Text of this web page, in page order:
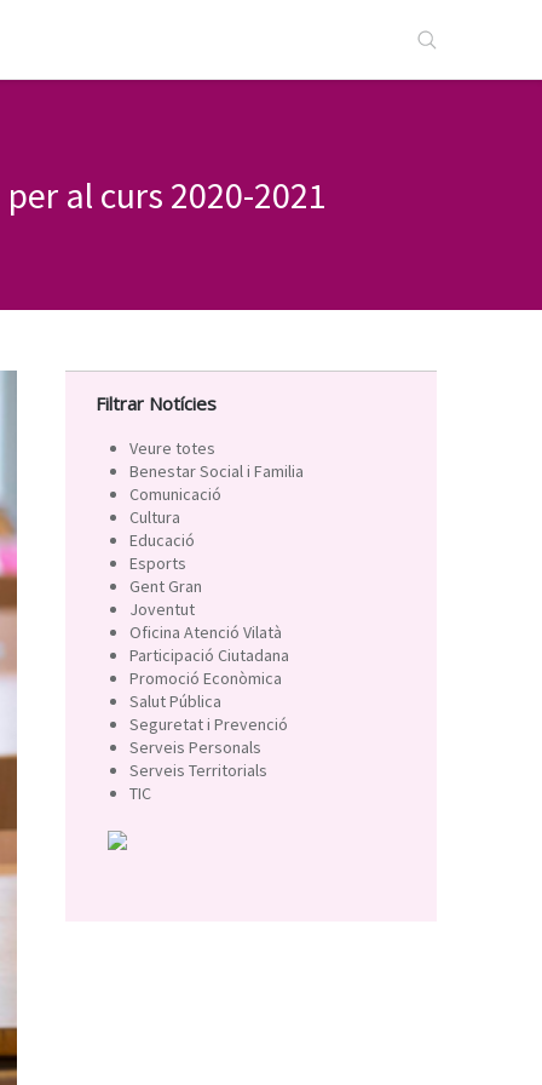
al curs 2020-2021
Filtrar Notícies
Veure totes
Benestar Social i Familia
Comunicació
Cultura
Educació
Esports
Gent Gran
Joventut
Oficina Atenció Vilatà
Participació Ciutadana
Promoció Econòmica
Salut Pública
Seguretat i Prevenció
Serveis Personals
Serveis Territorials
TIC